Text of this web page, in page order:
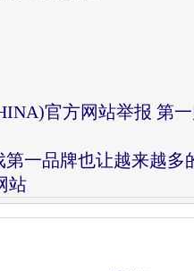
官方网站举报 第
第一品牌也让越来越
站